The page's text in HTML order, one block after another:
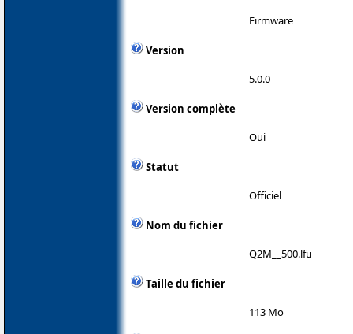
Firmware
Version
5.0.0
Version complète
Oui
Statut
Officiel
Nom du fichier
Q2M__500.lfu
Taille du fichier
113 Mo